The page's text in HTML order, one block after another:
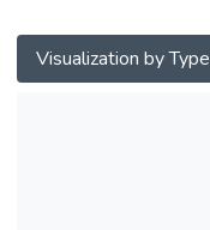
Visualization by Type